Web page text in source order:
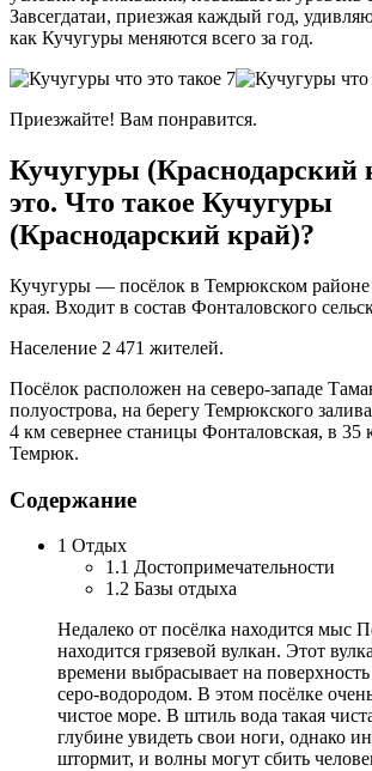
Завсегдатаи, приезжая каждый год,
как Кучугуры меняются всего за год.
Приезжайте! Вам понравится.
Кучугуры
это. Что такое Кучугуры
(Краснодарский край)?
Кучугуры — посёлок в Темрюкском районе
края. Входит в состав Фонталовского
Население 2 471 жителей.
Посёлок расположен на северо-западе
полуострова, на берегу Темрюкского
4 км севернее станицы Фонталовская, в 35
Темрюк.
Содержание
1 Отдых
1.1 Достопримечательности
1.2 Базы отдыха
Недалеко от посёлка находится мыс Пёклы, на котором
находится грязевой вулкан. Этот
времени выбрасывает на поверхность
серо-водородом. В этом посёлке
чистое море. В штиль вода такая
глубине увидеть свои ноги, однако
штормит, и волны могут сбить